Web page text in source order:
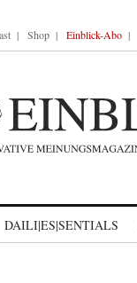
Shop Einblick-Abo
DAILI|ES|SENTIALS